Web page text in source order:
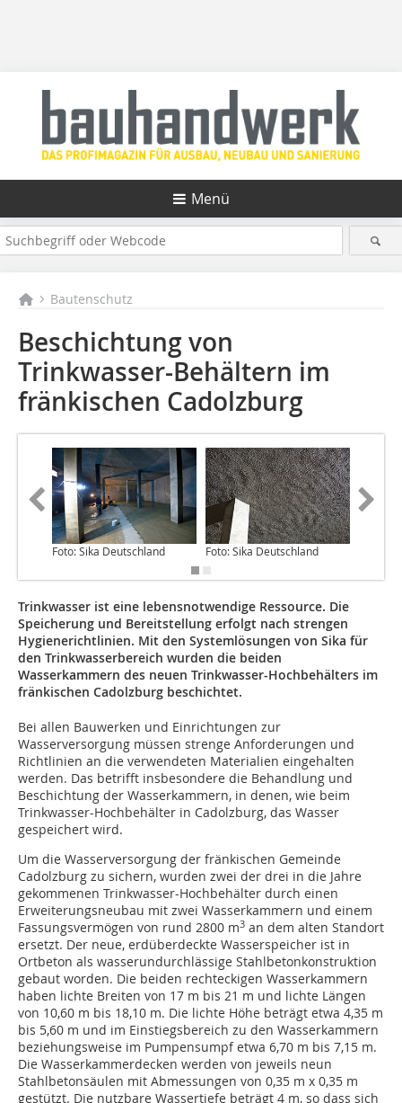
Menü
Bautenschutz
Beschichtung von
Trinkwasser-Behältern im
fränkischen Cadolzburg
Foto: Sika Deutschland Foto: Sika Deutschland
Trinkwasser ist eine lebensnotwendige Ressource. Die
Speicherung und Bereitstellung erfolgt nach strengen
Hygienerichtlinien. Mit den Systemlösungen von Sika für
den Trinkwasserbereich wurden die beiden
Wasserkammern des neuen Trinkwasser-Hochbehälters im
fränkischen Cadolzburg beschichtet.
Bei allen Bauwerken und Einrichtungen zur
Wasserversorgung müssen strenge Anforderungen und
Richtlinien an die verwendeten Materialien eingehalten
werden. Das betrifft insbesondere die Behandlung und
Beschichtung der Wasserkammern, in denen, wie beim
Trinkwasser-Hochbehälter in Cadolzburg, das Wasser
gespeichert wird.
Um die Wasserversorgung der fränkischen Gemeinde
Cadolzburg zu sichern, wurden zwei der drei in die Jahre
gekommenen Trinkwasser-Hochbehälter durch einen
Erweiterungsneubau mit zwei Wasserkammern und einem
Fassungsvermögen von rund 2800 m3 an dem alten Standort
ersetzt. Der neue, erdüberdeckte Wasserspeicher ist in
Ortbeton als wasserundurchlässige Stahlbetonkonstruktion
gebaut worden. Die beiden rechteckigen Wasserkammern
haben lichte Breiten von 17 m bis 21 m und lichte Längen
von 10,60 m bis 18,10 m. Die lichte Höhe beträgt etwa 4,35 m
bis 5,60 m und im Einstiegsbereich zu den Wasserkammern
beziehungsweise im Pumpensumpf etwa 6,70 m bis 7,15 m.
Die Wasserkammerdecken werden von jeweils neun
Stahlbetonsäulen mit Abmessungen von 0,35 m x 0,35 m
gestützt. Die nutzbare Wassertiefe beträgt 4 m, so dass sich